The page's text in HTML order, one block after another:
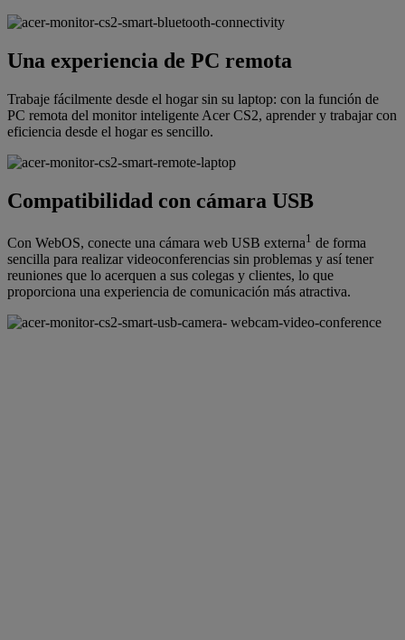
Una experiencia de PC remota
Trabaje fácilmente desde el hogar sin su laptop: con la función de
PC remota del monitor inteligente Acer CS2, aprender y trabajar con
eficiencia desde el hogar es sencillo.
Compatibilidad con cámara USB
Con WebOS, conecte una cámara web USB externa1 de forma
sencilla para realizar videoconferencias sin problemas y así tener
reuniones que lo acerquen a sus colegas y clientes, lo que
proporciona una experiencia de comunicación más atractiva.